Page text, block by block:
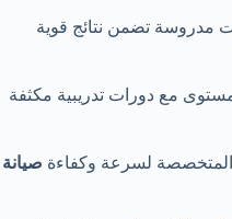
مدروسة تضمن نتائج قوية
مع دورات تدريبية مكثفة
المتخصصة لسرعة وكفاءة صيانة